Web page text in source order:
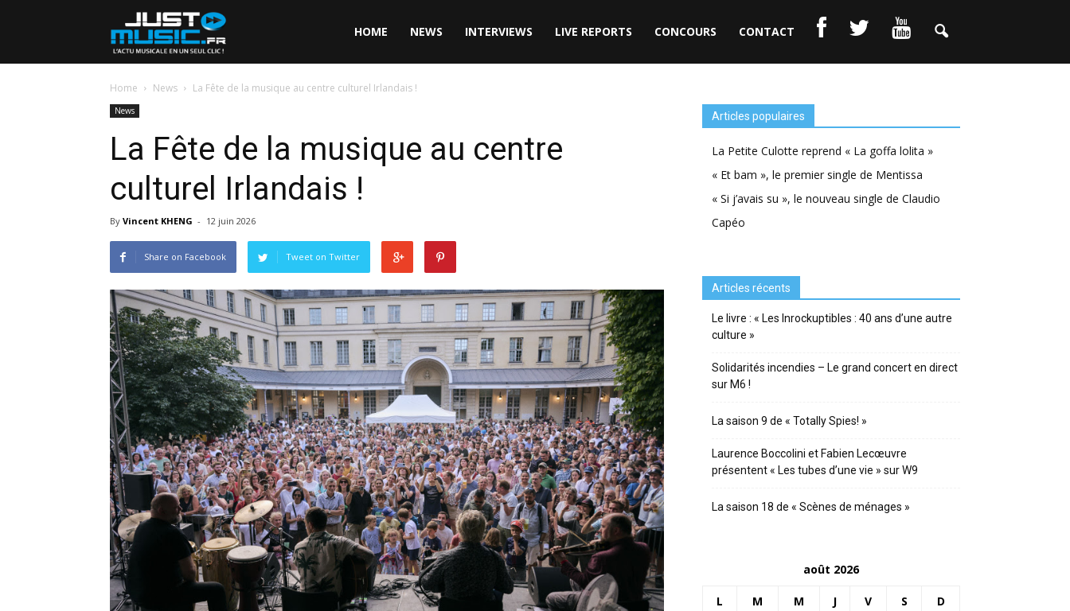
HOME NEWS INTERVIEWS LIVE REPORTS CONCOURS CONTACT
Home News La Fête de la musique au centre culturel Irlandais !
News
La Fête de la musique au centre
culturel Irlandais !
By Vincent KHENG - 12 juin 2026
Share on Facebook Tweet on Twitter
Articles populaires
La Petite Culotte reprend « La goffa lolita »
« Et bam », le premier single de Mentissa
« Si j’avais su », le nouveau single de Claudio
Capéo
Articles récents
Le livre : « Les Inrockuptibles : 40 ans d’une autre
culture »
Solidarités incendies – Le grand concert en direct
sur M6 !
La saison 9 de « Totally Spies! »
Laurence Boccolini et Fabien Lecœuvre
présentent « Les tubes d’une vie » sur W9
La saison 18 de « Scènes de ménages »
août 2026
L M M J V S D